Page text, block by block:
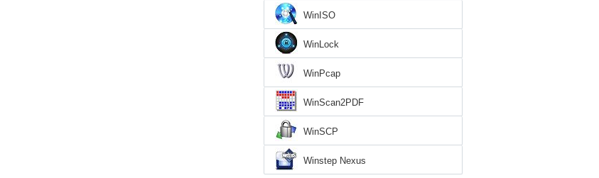
WinISO
WinLock
WinPcap
WinScan2PDF
WinSCP
Winstep Nexus